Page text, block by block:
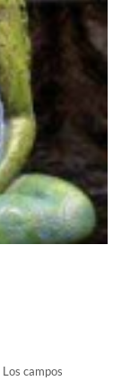
Los campos